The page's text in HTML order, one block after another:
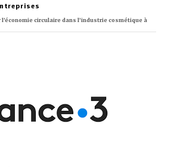
l’économie circulaire dans l’industrie cosmétique à